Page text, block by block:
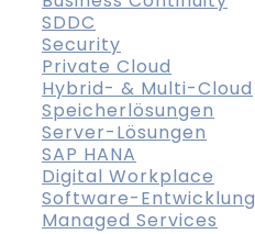
SDDC
Security
Private Cloud
Hybrid- & Multi-Cloud
Speicherlösungen
Server-Lösungen
SAP HANA
Digital Workplace
Software-Entwicklung
Managed Services